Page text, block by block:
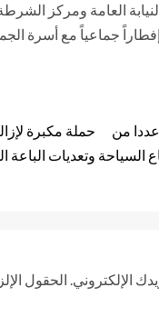
العامة ومركز
جماعياً مع أسرة
من
السياحة
حملة مكبرة
وتعديات الباعة
الإلكتروني. الحقول